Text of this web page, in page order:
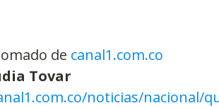
de canal1.com.co
Tovar
noticias/nacional/